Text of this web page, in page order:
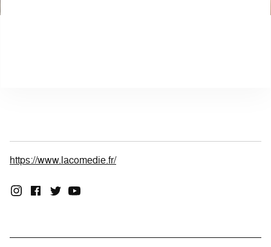
https://www.lacomedie.fr/